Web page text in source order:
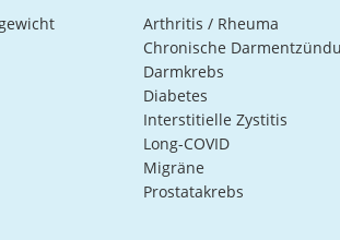
Arthritis / Rheuma
Chronische
Darmkrebs
Diabetes
Interstitielle Zystitis
Long-COVID
Migräne
Prostatakrebs